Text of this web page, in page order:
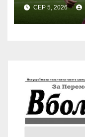
СЕР 5, 2026